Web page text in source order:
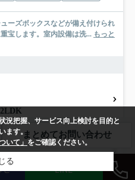
ーズボックスなどが備え付けられ
宝します。室内設備は洗... もっと
まとめてお問い合わせ
せ LINE
況把握、サービス向上検討を目的と
ます。
いて」 をご確認ください。
る